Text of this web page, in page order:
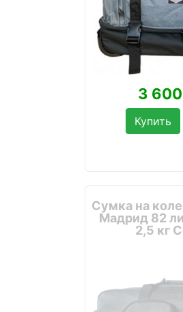
3 600
Купить
Сумка на
Мадрид 82
2,5 кг